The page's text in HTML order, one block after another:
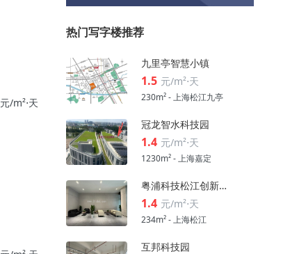
元/m²⋅天
热门写字楼推荐
九里亭智慧小镇
1.5 元/m²⋅天
230m² - 上海松江九亭
冠龙智水科技园
1.4 元/m²⋅天
1230m² - 上海嘉定
粤浦科技松江创新中心
1.4 元/m²⋅天
234m² - 上海松江
互邦科技园